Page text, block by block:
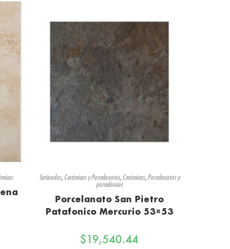
Satinados, Cerámicas y Porcelanatos, Cerámicas, Porcelanatos y
porcelánicos
Porcelanato San Pietro
Patafonico Mercurio 53×53
$19,540.44